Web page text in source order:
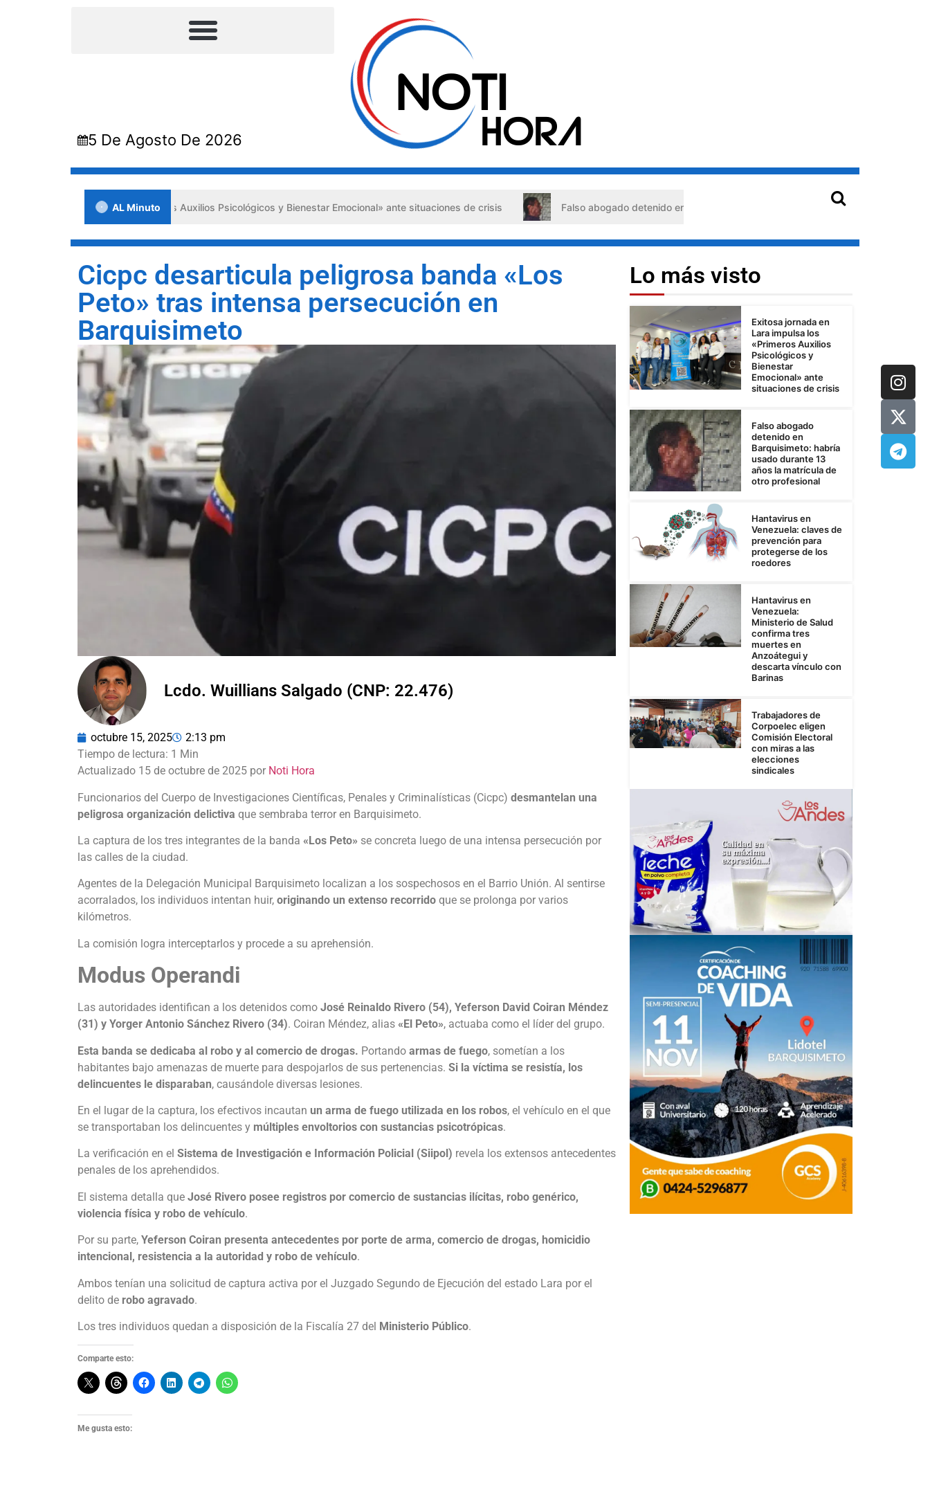
5 De Agosto De 2026
AL Minuto
Lara impulsa los «Primeros Auxilios Psicológicos y Bienestar Emocional» ante situaciones de crisis Falso abogado detenido en Barquisimeto: habría usado durante 13 años la matrícula de
Cicpc desarticula peligrosa banda «Los
Peto» tras intensa persecución en
Barquisimeto
Lcdo. Wuillians Salgado (CNP: 22.476)
octubre 15, 2025 2:13 pm
Actualizado 15 de octubre de 2025 por Noti Hora
Funcionarios del Cuerpo de Investigaciones Científicas, Penales y Criminalísticas (Cicpc) desmantelan una
peligrosa organización delictiva que sembraba terror en Barquisimeto.
La captura de los tres integrantes de la banda «Los Peto» se concreta luego de una intensa persecución por
las calles de la ciudad.
Agentes de la Delegación Municipal Barquisimeto localizan a los sospechosos en el Barrio Unión. Al sentirse
acorralados, los individuos intentan huir, originando un extenso recorrido que se prolonga por varios
kilómetros.
La comisión logra interceptarlos y procede a su aprehensión.
Modus Operandi
Las autoridades identifican a los detenidos como José Reinaldo Rivero (54), Yeferson David Coiran Méndez
(31) y Yorger Antonio Sánchez Rivero (34). Coiran Méndez, alias «El Peto», actuaba como el líder del grupo.
Esta banda se dedicaba al robo y al comercio de drogas. Portando armas de fuego, sometían a los
habitantes bajo amenazas de muerte para despojarlos de sus pertenencias. Si la víctima se resistía, los
delincuentes le disparaban, causándole diversas lesiones.
En el lugar de la captura, los efectivos incautan un arma de fuego utilizada en los robos, el vehículo en el que
se transportaban los delincuentes y múltiples envoltorios con sustancias psicotrópicas.
La verificación en el Sistema de Investigación e Información Policial (Siipol) revela los extensos antecedentes
penales de los aprehendidos.
El sistema detalla que José Rivero posee registros por comercio de sustancias ilícitas, robo genérico,
violencia física y robo de vehículo.
Por su parte, Yeferson Coiran presenta antecedentes por porte de arma, comercio de drogas, homicidio
intencional, resistencia a la autoridad y robo de vehículo.
Ambos tenían una solicitud de captura activa por el Juzgado Segundo de Ejecución del estado Lara por el
delito de robo agravado.
Los tres individuos quedan a disposición de la Fiscalía 27 del Ministerio Público.
Comparte esto:
Me gusta esto:
Lo más visto
Exitosa jornada en
Lara impulsa los
«Primeros Auxilios
Psicológicos y
Bienestar
Emocional» ante
situaciones de crisis
Falso abogado
detenido en
Barquisimeto: habría
usado durante 13
años la matrícula de
otro profesional
Hantavirus en
Venezuela: claves de
prevención para
protegerse de los
roedores
Hantavirus en
Venezuela:
Ministerio de Salud
confirma tres
muertes en
Anzoátegui y
descarta vínculo con
Barinas
Trabajadores de
Corpoelec eligen
Comisión Electoral
con miras a las
elecciones
sindicales